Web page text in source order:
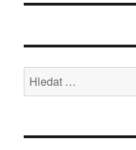
Hledat: